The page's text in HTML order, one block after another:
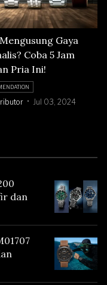
Gaya
Coba 5 Jam
Pria Ini!
Jul 03, 2024
dan